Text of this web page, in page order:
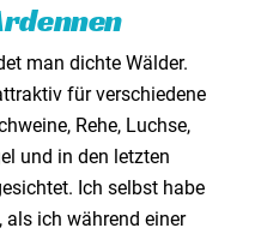
man dichte Wälder.
für verschiedene
Rehe, Luchse,
und in den letzten
Ich selbst habe
ich während einer